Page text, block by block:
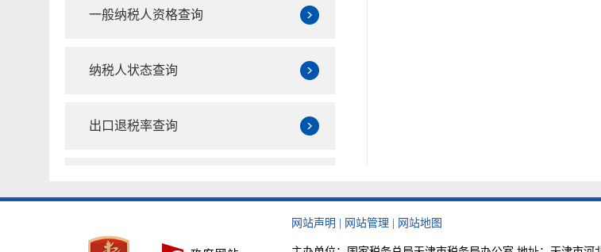
一般纳税人资格查询
纳税人状态查询
出口退税率查询
重大税收违法失信主体查询
网站声明 网站管理 网站地图